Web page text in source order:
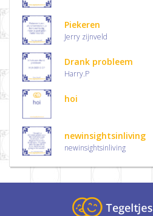
Piekeren
Jerry zijnveld
Drank probleem
Harry.P
hoi
newinsightsinliving
newinsightsinliving